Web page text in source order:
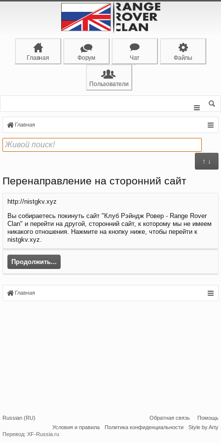
Главная Форум Чат Файлы
Пользователи
Главная
↑ ↓
Перенаправление на сторонний сайт
http://nistgkv.xyz
Вы собираетесь покинуть сайт "Клуб Рэйндж Ровер - Range Rover
Clan" и перейти на другой, сторонний сайт, к которому мы не имеем
никакого отношения. Нажмите на кнопку ниже, чтобы перейти к
nistgkv.xyz.
Продолжить...
Главная
Russian (RU) Обратная связь
Помощь
Условия и правила
Политика конфиденциальности
Style by Arty
Перевод: XF-Russia.ru